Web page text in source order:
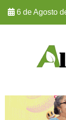
6 de Agosto